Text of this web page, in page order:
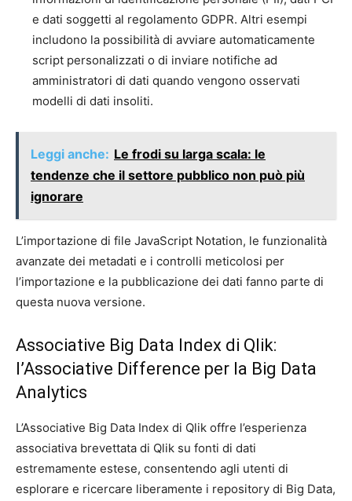
e dati soggetti al regolamento GDPR. Altri esempi
includono la possibilità di avviare automaticamente
script personalizzati o di inviare notifiche ad
amministratori di dati quando vengono osservati
modelli di dati insoliti.
Leggi anche: Le frodi su larga scala: le
tendenze che il settore pubblico non può più
ignorare
L’importazione di file JavaScript Notation, le funzionalità
avanzate dei metadati e i controlli meticolosi per
l’importazione e la pubblicazione dei dati fanno parte di
questa nuova versione.
Associative Big Data Index di Qlik:
l’Associative Difference per la Big Data
Analytics
L’Associative Big Data Index di Qlik offre l’esperienza
associativa brevettata di Qlik su fonti di dati
estremamente estese, consentendo agli utenti di
esplorare e ricercare liberamente i repository di Big Data,